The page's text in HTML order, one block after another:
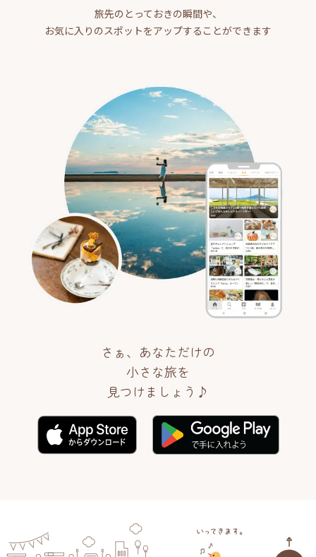
旅先のとっておきの瞬間や、
お気に入りのスポットをアップすることができます
さぁ、あなただけの
小さな旅を
見つけましょう♪